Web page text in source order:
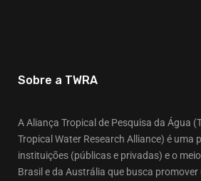
Sobre a TWRA
A Aliança Tropical de Pesquisa da Água
Tropical Water Research Alliance) é uma
instituições (públicas e privadas) e o
Brasil e da Austrália que busca promover